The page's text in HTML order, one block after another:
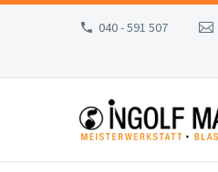
040 - 591 507